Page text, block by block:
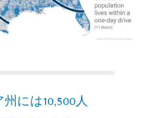
には10,500人